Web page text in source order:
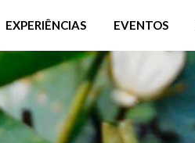
EXPERIÊNCIAS EVENTOS